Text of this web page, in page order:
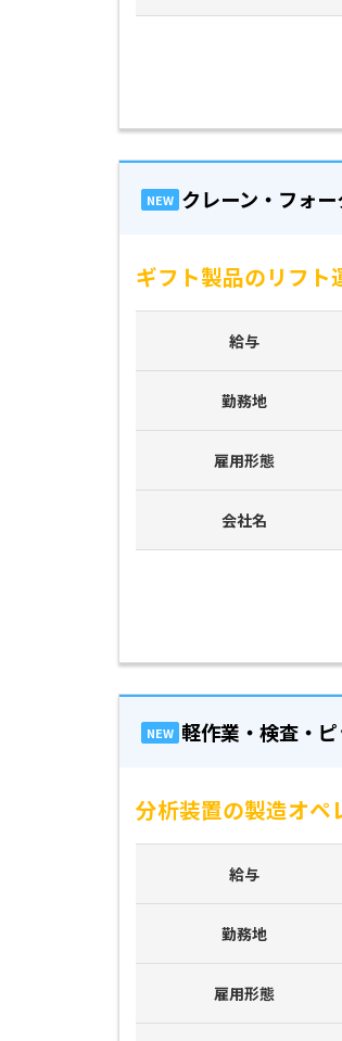
NEW クレーン・フォ
ギフト製品のリフ
給与
勤務地
雇用形態
会社名
NEW 軽作業・検査・
分析装置の製造オ
給与
勤務地
雇用形態